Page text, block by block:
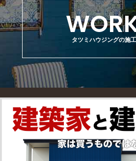
第２条（プライバシー情報の収集
当社は，ユーザーが利用登録をす
月日，住所，電話番号，メールア
番号，クレジットカード番号，運
の個人情報をお尋ねすることがあ
ーザーと提携先などとの間でなさ
人情報を含む取引記録や，決済に
の提携先（情報提供元，広告主，
含みます。以下，｢提携先｣といい
収集することがあります。
当社は，ユーザーについて，利用
フトウエア，購入した商品，閲覧
の履歴，検索した検索キーワード
方法，利用環境（携帯端末を通じ
当該端末の通信状態，利用に際し
タツミハウジングの施